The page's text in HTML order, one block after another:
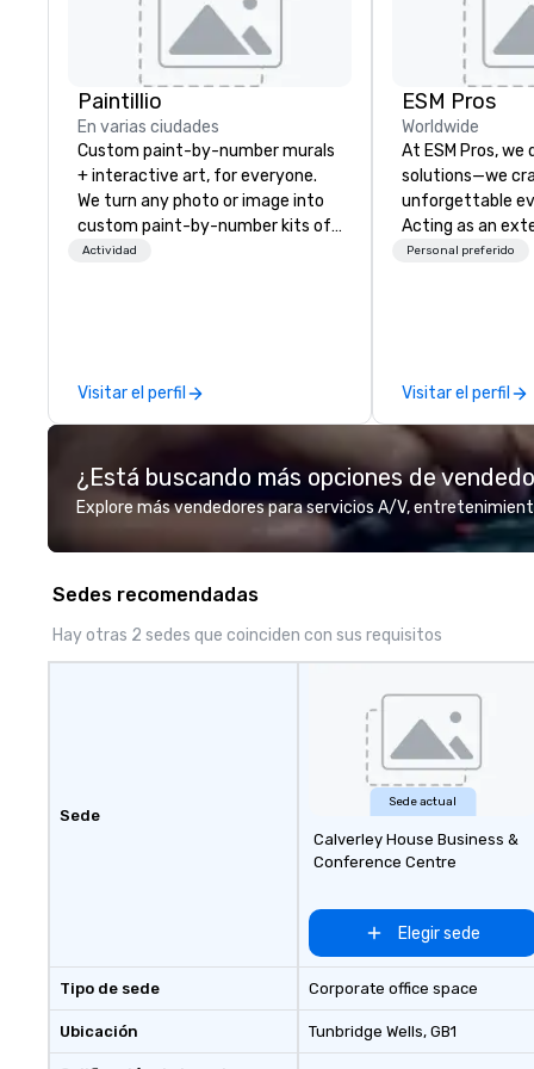
Paintillio
En varias ciudades
Custom paint-by-number murals
+ interactive art, for everyone.
We turn any photo or image into
custom paint-by-number kits of
any size for your next corporate
hands-on, collaborative art
projects that are accessible to
clients include TED, NFL, Formula
1, Toyota, Johnson & Johnson,
Hilton, Four Seasons, Amazon,
more! We're an ongoing partner
with IMEX, Cvent, IBTM,
Actividad
Visitar el perfil
ESM Pros
Worldwide
At ESM Pros, we
solutions—we
unforgettable
Acting as an
team, we bring
believe in one-
Instead, we
amplify
staffing, and
driven
respecting your
by a combined
ensures your
who captivate,
leave a lasting
your vision isn’t
elevated
Let’s craft
extraordinary
Personal preferido
Visitar el perfil
¿Está buscando más opciones de
Explore más vendedores para servicios A/V,
Sedes recomendadas
Hay otras 2 sedes que coinciden con sus requisitos
Sede
Tipo de sede
Ubicación
Sede actual
Calverley House Business &
Conference Centre
Elegir sede
Corporate office space
Tunbridge Wells, GB1